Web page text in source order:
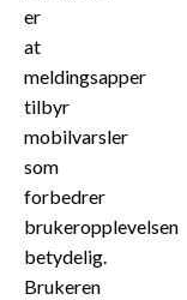
er
at
meldingsapper
tilbyr
mobilvarsler
som
forbedrer
brukeropplevelsen
betydelig.
Brukeren